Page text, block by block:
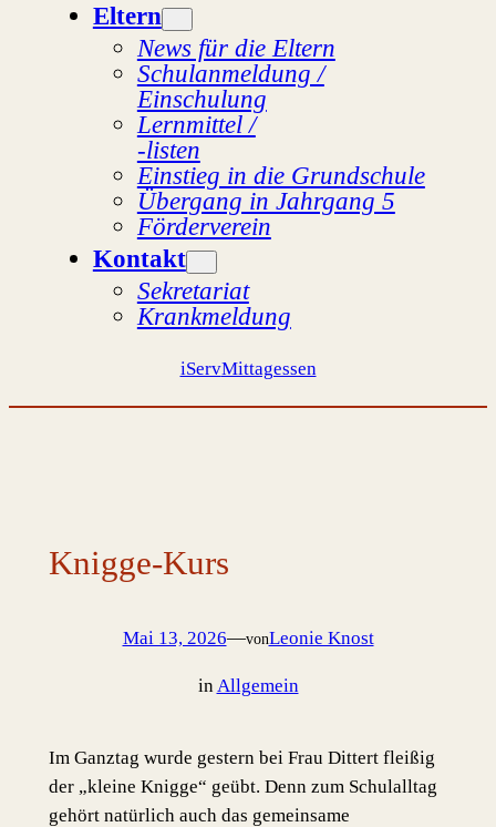
Eltern
News für die Eltern
Schulanmeldung /
Einschulung
Lernmittel /
-listen
Einstieg in die Grundschule
Übergang in Jahrgang 5
Förderverein
Kontakt
Sekretariat
Krankmeldung
iServMittagessen
Knigge-Kurs
Mai 13, 2026—vonLeonie Knost
in Allgemein
Im Ganztag wurde gestern bei Frau Dittert fleißig
der „kleine Knigge“ geübt. Denn zum Schulalltag
gehört natürlich auch das gemeinsame